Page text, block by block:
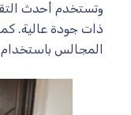
وتستخدم أحدث
ذات جودة عالية.
المجالس باستخدام